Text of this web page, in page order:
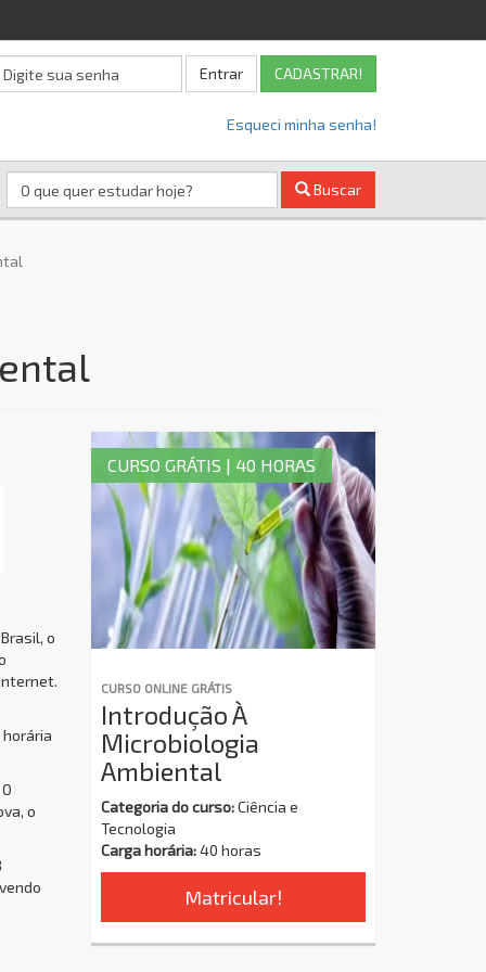
Entrar CADASTRAR!
Esqueci minha senha!
Buscar
o
o
CURSO ONLINE GRÁTIS
Introdução À
Microbiologia
Ambiental
Categoria do curso:Ciência e
Tecnologia
Carga horária:40 horas
Matricular!
CURSO GRÁTIS | 40 HORAS